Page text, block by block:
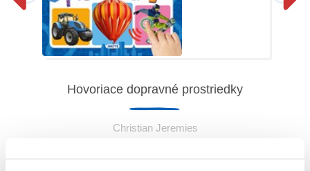
Hovoriace dopravné prostriedky
Christian Jeremies